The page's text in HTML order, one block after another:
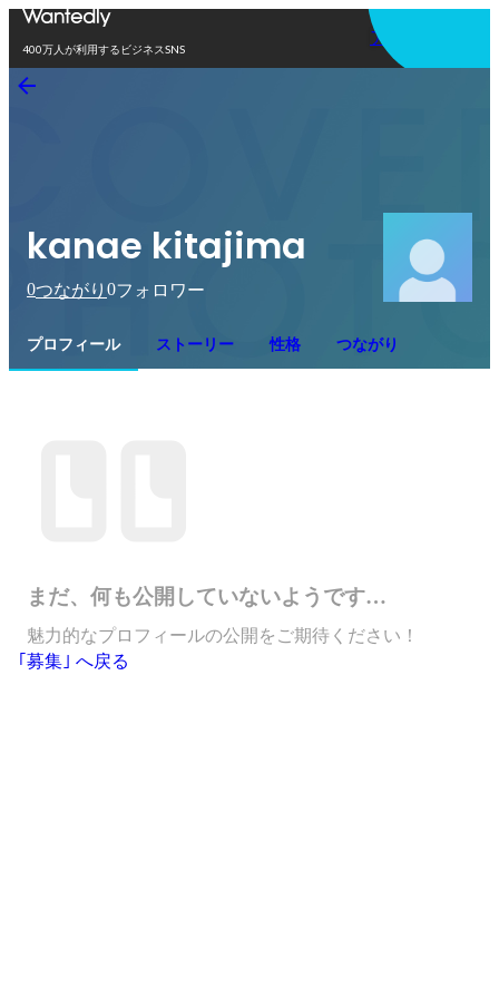
400万人が利用するビジネスSNS
アプリを使う
kanae kitajima
0つながり 0フォロワー
プロフィール ストーリー 性格 つながり
まだ、何も公開していないようです…
魅力的なプロフィールの公開をご期待ください！
｢募集｣ へ戻る